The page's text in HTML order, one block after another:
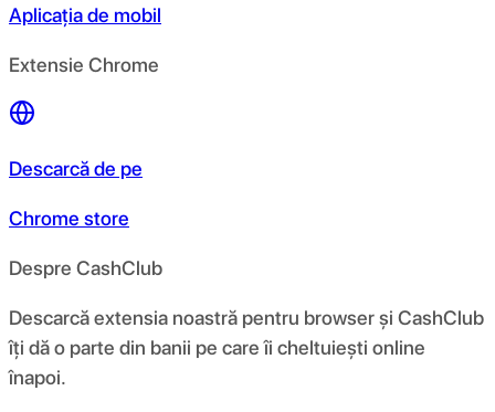
Aplicația de mobil
Extensie Chrome
Descarcă de pe
Chrome store
Despre CashClub
Descarcă extensia noastră pentru browser și CashClub
îți dă o parte din banii pe care îi cheltuiești online
înapoi.